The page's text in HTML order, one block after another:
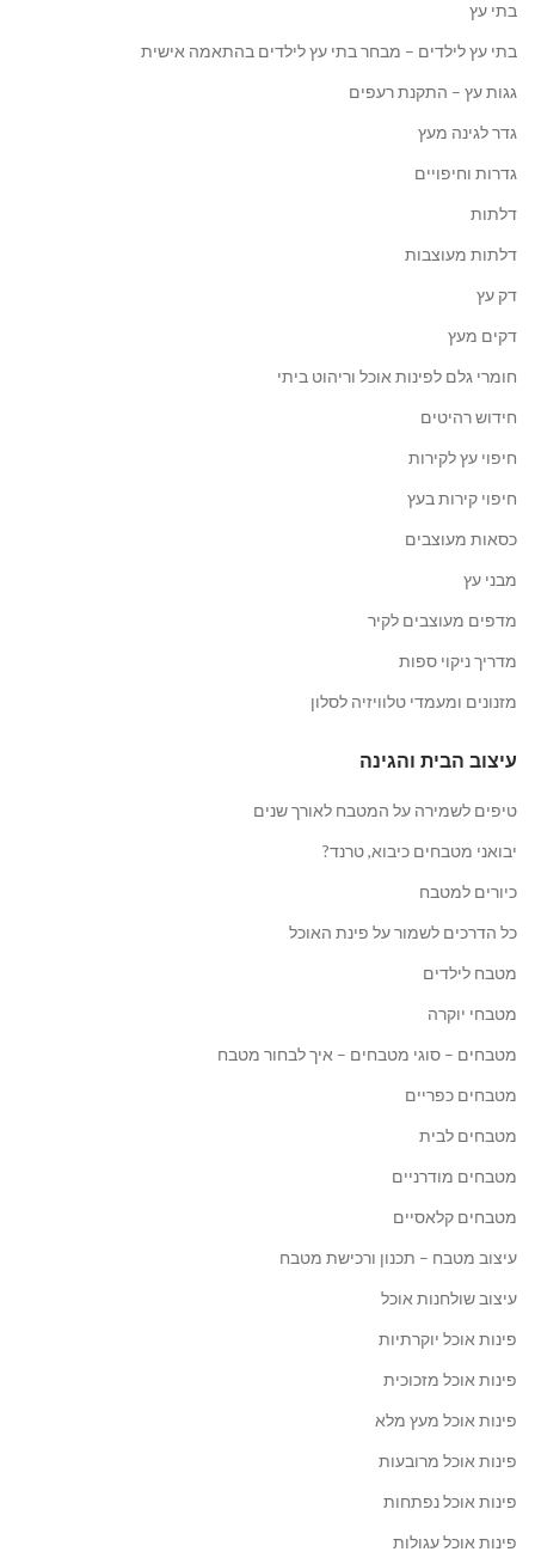
בתי עץ
בתי עץ לילדים – מבחר בתי עץ לילדים בהתאמה אישית
גגות עץ – התקנת רעפים
גדר לגינה מעץ
גדרות וחיפויים
דלתות
דלתות מעוצבות
דק עץ
דקים מעץ
חומרי גלם לפינות אוכל וריהוט ביתי
חידוש רהיטים
חיפוי עץ לקירות
חיפוי קירות בעץ
כסאות מעוצבים
מבני עץ
מדפים מעוצבים לקיר
מדריך ניקוי ספות
מזנונים ומעמדי טלוויזיה לסלון
עיצוב הבית והגינה
טיפים לשמירה על המטבח לאורך שנים
יבואני מטבחים כיבוא, טרנד?
כיורים למטבח
כל הדרכים לשמור על פינת האוכל
מטבח לילדים
מטבחי יוקרה
מטבחים – סוגי מטבחים – איך לבחור מטבח
מטבחים כפריים
מטבחים לבית
מטבחים מודרניים
מטבחים קלאסיים
עיצוב מטבח – תכנון ורכישת מטבח
עיצוב שולחנות אוכל
פינות אוכל יוקרתיות
פינות אוכל מזכוכית
פינות אוכל מעץ מלא
פינות אוכל מרובעות
פינות אוכל נפתחות
פינות אוכל עגולות